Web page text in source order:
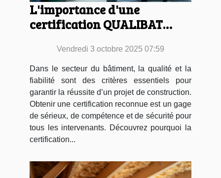
L'importance d'une
certification QUALIBAT
construction
Vendredi 3 octobre 2025 07:59
Dans le secteur du bâtiment, la qualité et la
fiabilité sont des critères essentiels pour
garantir la réussite d’un projet de construction.
Obtenir une certification reconnue est un gage
de sérieux, de compétence et de sécurité pour
tous les intervenants. Découvrez pourquoi la
certification...